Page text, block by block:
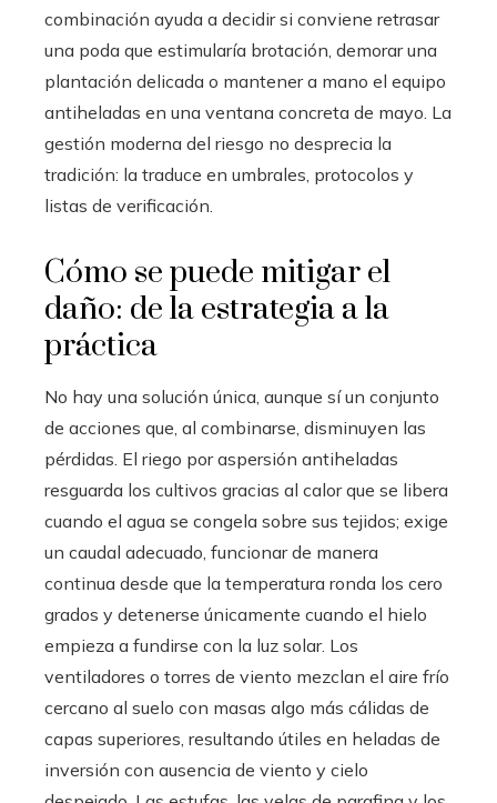
combinación ayuda a decidir si conviene retrasar
una poda que estimularía brotación, demorar una
plantación delicada o mantener a mano el equipo
antiheladas en una ventana concreta de mayo. La
gestión moderna del riesgo no desprecia la
tradición: la traduce en umbrales, protocolos y
listas de verificación.
Cómo se puede mitigar el
daño: de la estrategia a la
práctica
No hay una solución única, aunque sí un conjunto
de acciones que, al combinarse, disminuyen las
pérdidas. El riego por aspersión antiheladas
resguarda los cultivos gracias al calor que se libera
cuando el agua se congela sobre sus tejidos; exige
un caudal adecuado, funcionar de manera
continua desde que la temperatura ronda los cero
grados y detenerse únicamente cuando el hielo
empieza a fundirse con la luz solar. Los
ventiladores o torres de viento mezclan el aire frío
cercano al suelo con masas algo más cálidas de
capas superiores, resultando útiles en heladas de
inversión con ausencia de viento y cielo